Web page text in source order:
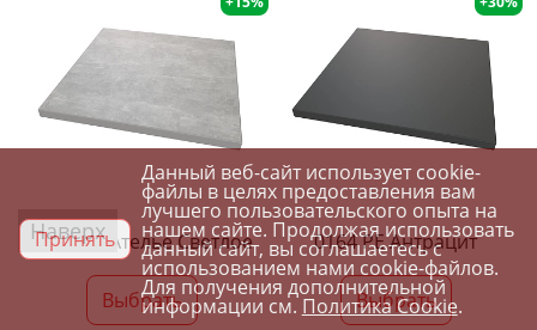
4298 SU Ателье Светлое
Выбрать
0164 PE Антрацит
Выбрать
Наверх
Принять
Данный веб-сайт использует cookie-
файлы в целях предоставления вам
лучшего пользовательского опыта на
нашем сайте. Продолжая использовать
данный сайт, вы соглашаетесь с
использованием нами cookie-файлов.
Для получения дополнительной
информации см.Политика Cookie.